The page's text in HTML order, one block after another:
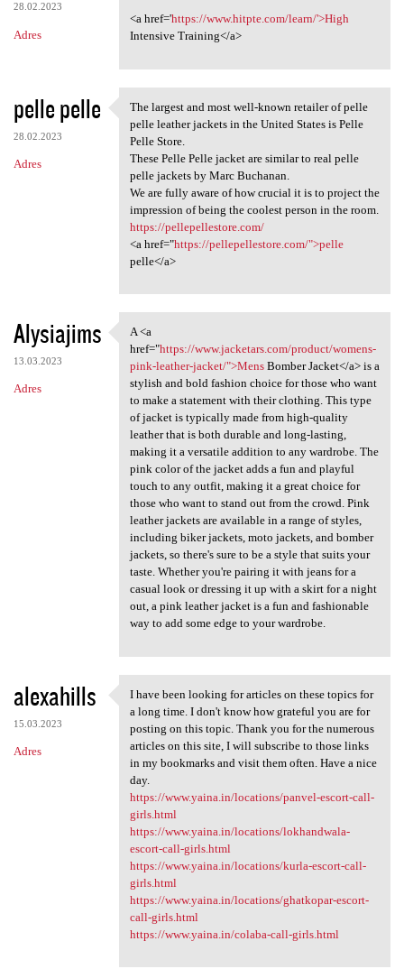
28.02.2023
Adres
<a href='https://www.hitpte.com/learn/'>High
Intensive Training</a>
pelle pelle
28.02.2023
Adres
The largest and most well
The largest and most well-known retailer of pelle
pelle leather jackets in the United States is Pelle
Pelle Store.
These Pelle Pelle jacket are similar to real pelle
pelle jackets by Marc Buchanan.
We are fully aware of how crucial it is to project the
impression of being the coolest person in the room.
https://pellepellestore.com/
<a href="https://pellepellestore.com/">pelle
pelle</a>
Alysiajims
13.03.2023
Adres
A <a href="https://www
A <a
href="https://www.jacketars.com/product/womens-
pink-leather-jacket/">MensBomber Jacket</a> is a
stylish and bold fashion choice for those who want
to make a statement with their clothing. This type
of jacket is typically made from high-quality
leather that is both durable and long-lasting,
making it a versatile addition to any wardrobe. The
pink color of the jacket adds a fun and playful
touch to any outfit, making it a great choice for
those who want to stand out from the crowd. Pink
leather jackets are available in a range of styles,
including biker jackets, moto jackets, and bomber
jackets, so there's sure to be a style that suits your
taste. Whether you're pairing it with jeans for a
casual look or dressing it up with a skirt for a night
out, a pink leather jacket is a fun and fashionable
way to add some edge to your wardrobe.
alexahills
15.03.2023
Adres
I have been looking for
I have been looking for articles on these topics for
a long time. I don't know how grateful you are for
posting on this topic. Thank you for the numerous
articles on this site, I will subscribe to those links
in my bookmarks and visit them often. Have a nice
day.
https://www.yaina.in/locations/panvel-escort-call-
girls.html
https://www.yaina.in/locations/lokhandwala-
escort-call-girls.html
https://www.yaina.in/locations/kurla-escort-call-
girls.html
https://www.yaina.in/locations/ghatkopar-escort-
call-girls.html
https://www.yaina.in/colaba-call-girls.html